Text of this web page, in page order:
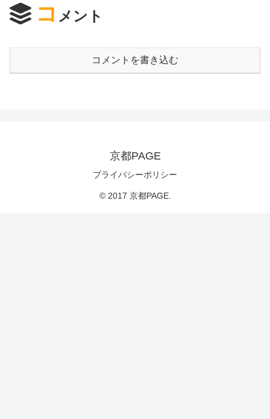
コ メント
コメントを書き込む
京都PAGE
プライバシーポリシー
© 2017 京都PAGE.